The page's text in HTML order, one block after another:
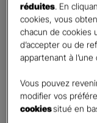
Demander
Nos
réduites. En
cookies, vous
chacun de cookies
d’accepter ou de
appartenant à
Vous pouvez
modifier vos
cookiessitué en